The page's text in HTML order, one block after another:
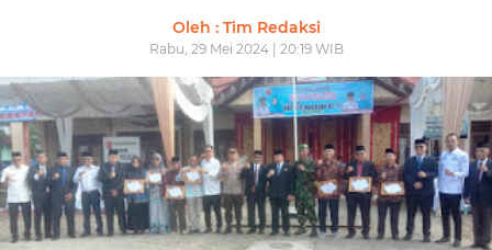
Oleh : Tim Redaksi
Rabu, 29 Mei 2024 | 20:19 WIB